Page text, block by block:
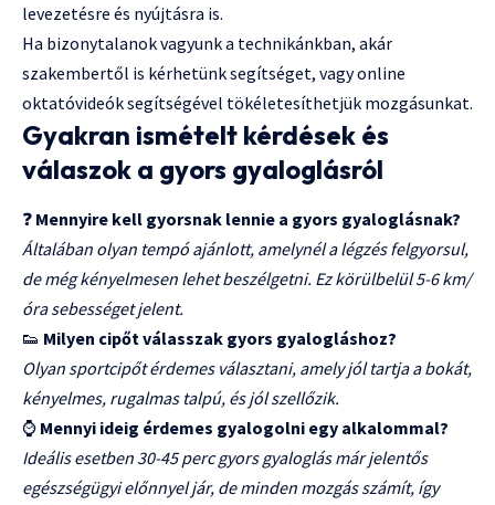
levezetésre és nyújtásra is.
Ha bizonytalanok vagyunk a technikánkban, akár
szakembertől is kérhetünk segítséget, vagy online
oktatóvideók segítségével tökéletesíthetjük mozgásunkat.
Gyakran ismételt kérdések és
válaszok a gyors gyaloglásról
❓ Mennyire kell gyorsnak lennie a gyors gyaloglásnak?
Általában olyan tempó ajánlott, amelynél a légzés felgyorsul,
de még kényelmesen lehet beszélgetni. Ez körülbelül 5-6 km/
óra sebességet jelent.
👟 Milyen cipőt válasszak gyors gyalogláshoz?
Olyan sportcipőt érdemes választani, amely jól tartja a bokát,
kényelmes, rugalmas talpú, és jól szellőzik.
⌚ Mennyi ideig érdemes gyalogolni egy alkalommal?
Ideális esetben 30-45 perc gyors gyaloglás már jelentős
egészségügyi előnnyel jár, de minden mozgás számít, így